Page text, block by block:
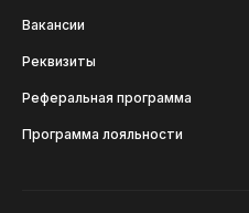
Вакансии
Реквизиты
Реферальная программа
Программа лояльности